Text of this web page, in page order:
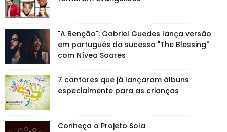
"A Benção": Gabriel Guedes lança versão
em português do sucesso "The Blessing"
com Nívea Soares
7 cantores que já lançaram álbuns
especialmente para as crianças
Conheça o Projeto Sola